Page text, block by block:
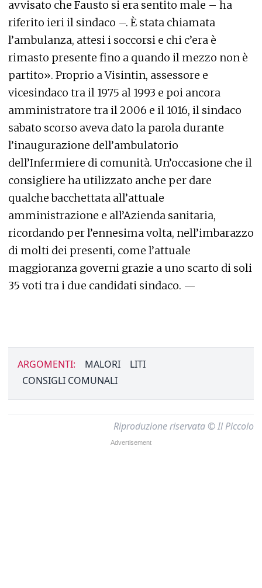
avvisato che Fausto si era sentito male – ha
riferito ieri il sindaco –. È stata chiamata
l’ambulanza, attesi i soccorsi e chi c’era è
rimasto presente fino a quando il mezzo non è
partito». Proprio a Visintin, assessore e
vicesindaco tra il 1975 al 1993 e poi ancora
amministratore tra il 2006 e il 1016, il sindaco
sabato scorso aveva dato la parola durante
l’inaugurazione dell’ambulatorio
dell’Infermiere di comunità. Un’occasione che il
consigliere ha utilizzato anche per dare
qualche bacchettata all’attuale
amministrazione e all’Azienda sanitaria,
ricordando per l’ennesima volta, nell’imbarazzo
di molti dei presenti, come l’attuale
maggioranza governi grazie a uno scarto di soli
35 voti tra i due candidati sindaco. —
ARGOMENTI: MALORI
LITI
CONSIGLI COMUNALI
Riproduzione riservata © Il Piccolo